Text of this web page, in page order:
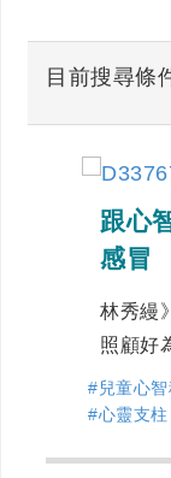
目前搜尋條
跟心
感冒
林秀縵
照顧好
#兒童心
#心靈支柱